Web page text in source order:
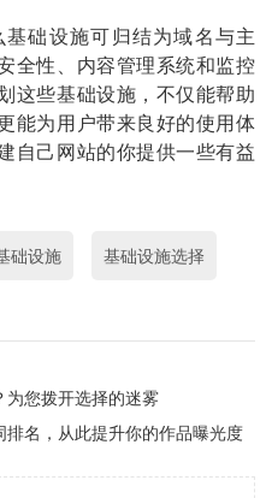
础设施可归结为域名与主
全性、内容管理系统和监控
这些基础设施，不仅能帮助
能为用户带来良好的使用体
自己网站的你提供一些有益
础设施 基础设施选择
您拨开选择的迷雾
名，从此提升你的作品曝光度